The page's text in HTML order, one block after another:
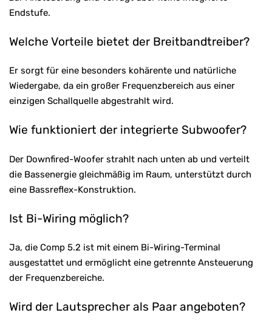
Endstufe.
Welche Vorteile bietet der Breitbandtreiber?
Er sorgt für eine besonders kohärente und natürliche
Wiedergabe, da ein großer Frequenzbereich aus einer
einzigen Schallquelle abgestrahlt wird.
Wie funktioniert der integrierte Subwoofer?
Der Downfired-Woofer strahlt nach unten ab und verteilt
die Bassenergie gleichmäßig im Raum, unterstützt durch
eine Bassreflex-Konstruktion.
Ist Bi-Wiring möglich?
Ja, die Comp 5.2 ist mit einem Bi-Wiring-Terminal
ausgestattet und ermöglicht eine getrennte Ansteuerung
der Frequenzbereiche.
Wird der Lautsprecher als Paar angeboten?